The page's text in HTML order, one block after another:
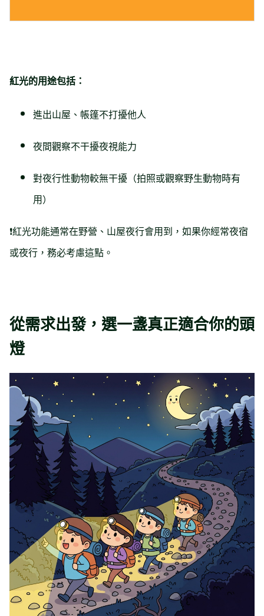
紅光的用途包括：
進出山屋、帳篷不打擾他人
夜間觀察不干擾夜視能力
對夜行性動物較無干擾（拍照或觀察野生動物時有
用）
❗️紅光功能通常在野營、山屋夜行會用到，如果你經常夜宿
或夜行，務必考慮這點。
從需求出發，選一盞真正適合你的頭
燈